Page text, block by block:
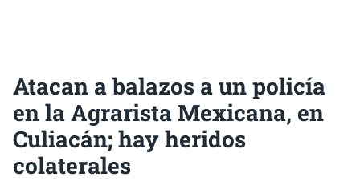
Atacan a balazos a un policía
en la Agrarista Mexicana, en
Culiacán; hay heridos
colaterales